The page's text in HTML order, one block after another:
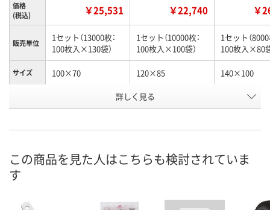
価格
(税込)
￥25,531 ￥22,740 ￥
販売単位
1セット（13000枚：
100枚入×130袋）
1セット（10000枚：
100枚入×100袋）
1セット（8000
100枚入×80
サイズ 100×70 120×85 140×100
N866422 N863552
8月26日（水）まで
詳しく見る
この商品を見た人はこちらも検討されていま
す